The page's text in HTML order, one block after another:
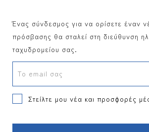
ΔΕΙΤΕ ΟΛΑ
Ένας σύνδεσμος για να ορίσετε έναν
πρόσβασης θα σταλεί στη διεύθυνση
ταχυδρομείου σας.
Το email σας
Στείλτε μου νέα και προσφορές